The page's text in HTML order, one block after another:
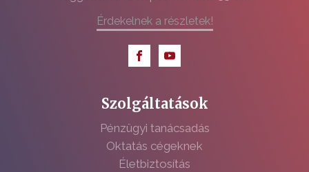
Érdekelnek a részletek!
Szolgáltatások
Pénzügyi tanácsadás
Oktatás cégeknek
Életbiztosítás